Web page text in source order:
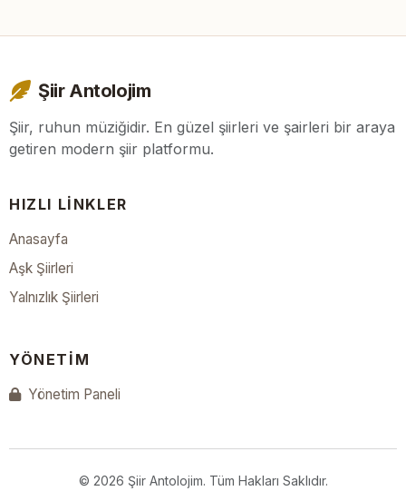
Şiir Antolojim
Şiir, ruhun müziğidir. En güzel şiirleri ve şairleri bir araya
getiren modern şiir platformu.
HIZLI LINKLER
Anasayfa
Aşk Şiirleri
Yalnızlık Şiirleri
YÖNETIM
Yönetim Paneli
© 2026 Şiir Antolojim. Tüm Hakları Saklıdır.